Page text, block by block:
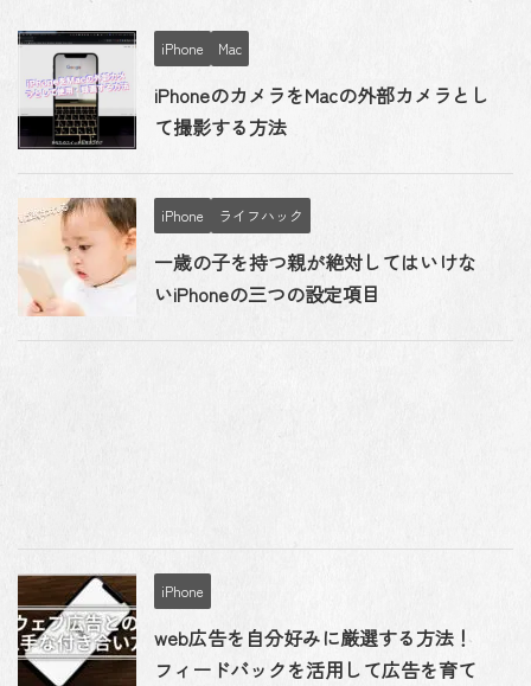
iPhone Mac
iPhoneのカメラをMacの外部カメラとし
て撮影する方法
iPhone ライフハック
一歳の子を持つ親が絶対してはいけな
いiPhoneの三つの設定項目
iPhone
web広告を自分好みに厳選する方法！
フィードバックを活用して広告を育て